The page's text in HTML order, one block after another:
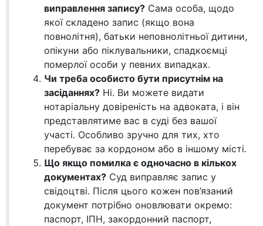
виправлення запису? Сама особа, щодо
якої складено запис (якщо вона
повнолітня), батьки неповнолітньої дитини,
опікуни або піклувальники, спадкоємці
померлої особи у певних випадках.
Чи треба особисто бути присутнім на
засіданнях? Ні. Ви можете видати
нотаріальну довіреність на адвоката, і він
представлятиме вас в суді без вашої
участі. Особливо зручно для тих, хто
перебуває за кордоном або в іншому місті.
Що якщо помилка є одночасно в кількох
документах? Суд виправляє запис у
свідоцтві. Після цього кожен пов’язаний
документ потрібно оновлювати окремо:
паспорт, ІПН, закордонний паспорт,